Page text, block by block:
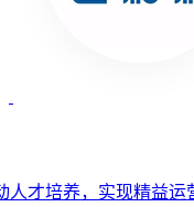
人才培养，实现精益运